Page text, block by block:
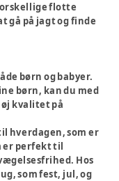
flotte
gå på jagt og finde
børn og babyer.
børn, kan du med
kvalitet på
hverdagen, som er
er perfekt til
Hos
som fest, jul, og